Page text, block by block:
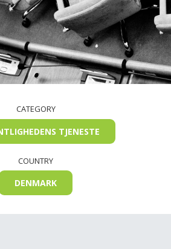
CATEGORY
TJENESTE
COUNTRY
DENMARK